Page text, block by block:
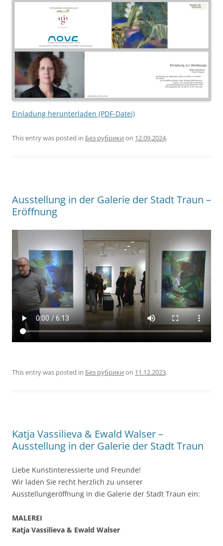
Einladung herunterladen (PDF-Datei)
This entry was posted in Без рубрики on 12.09.2024.
Ausstellung in der Galerie der Stadt Traun –
Eröffnung
This entry was posted in Без рубрики on 11.12.2023.
Katja Vassilieva & Ewald Walser –
Ausstellung in der Galerie der Stadt Traun
Liebe Kunstinteressierte und Freunde!
Wir laden Sie recht herzlich zu unserer
Ausstellungeröffnung in die Galerie der Stadt Traun ein:
MALEREI
Katja Vassilieva & Ewald Walser